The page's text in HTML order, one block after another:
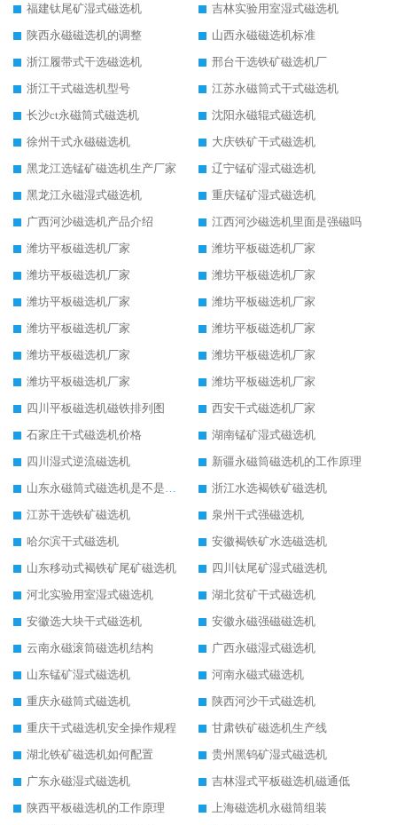
福建钛尾矿湿式磁选机
吉林实验用室湿式磁选机
陕西永磁磁选机的调整
山西永磁磁选机标准
浙江履带式干选磁选机
邢台干选铁矿磁选机厂
浙江干式磁选机型号
江苏永磁筒式干式磁选机
长沙ct永磁筒式磁选机
沈阳永磁辊式磁选机
徐州干式永磁磁选机
大庆铁矿干式磁选机
黑龙江选锰矿磁选机生产厂家
辽宁锰矿湿式磁选机
黑龙江永磁湿式磁选机
重庆锰矿湿式磁选机
广西河沙磁选机产品介绍
江西河沙磁选机里面是强磁吗
潍坊平板磁选机厂家
潍坊平板磁选机厂家
潍坊平板磁选机厂家
潍坊平板磁选机厂家
潍坊平板磁选机厂家
潍坊平板磁选机厂家
潍坊平板磁选机厂家
潍坊平板磁选机厂家
潍坊平板磁选机厂家
潍坊平板磁选机厂家
潍坊平板磁选机厂家
潍坊平板磁选机厂家
四川平板磁选机磁铁排列图
西安干式磁选机厂家
石家庄干式磁选机价格
湖南锰矿湿式磁选机
四川湿式逆流磁选机
新疆永磁筒磁选机的工作原理
浙江水选褐铁矿磁选机
江苏干选铁矿磁选机
泉州干式强磁选机
哈尔滨干式磁选机
安徽褐铁矿水选磁选机
山东移动式褐铁矿尾矿磁选机
四川钛尾矿湿式磁选机
河北实验用室湿式磁选机
湖北贫矿干式磁选机
安徽选大块干式磁选机
安徽永磁强磁磁选机
云南永磁滚筒磁选机结构
广西永磁湿式磁选机
山东锰矿湿式磁选机
河南永磁式磁选机
重庆永磁筒式磁选机
陕西河沙干式磁选机
重庆干式磁选机安全操作规程
甘肃铁矿磁选机生产线
湖北铁矿磁选机如何配置
贵州黑钨矿湿式磁选机
广东永磁湿式磁选机
吉林湿式平板磁选机磁通低
陕西平板磁选机的工作原理
上海磁选机永磁筒组装